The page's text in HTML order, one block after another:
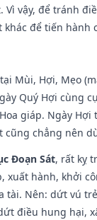
Vì vậy, để tránh
khác để tiến hành
Mùi, Hợi, Mẹo
Quý Hợi cùng
giáp. Ngày Hợi
cũng chẳng nên
Đoạn Sát, rất kỵ
xuất hành, khởi
tài. Nên: dứt vú
điều hung hại,